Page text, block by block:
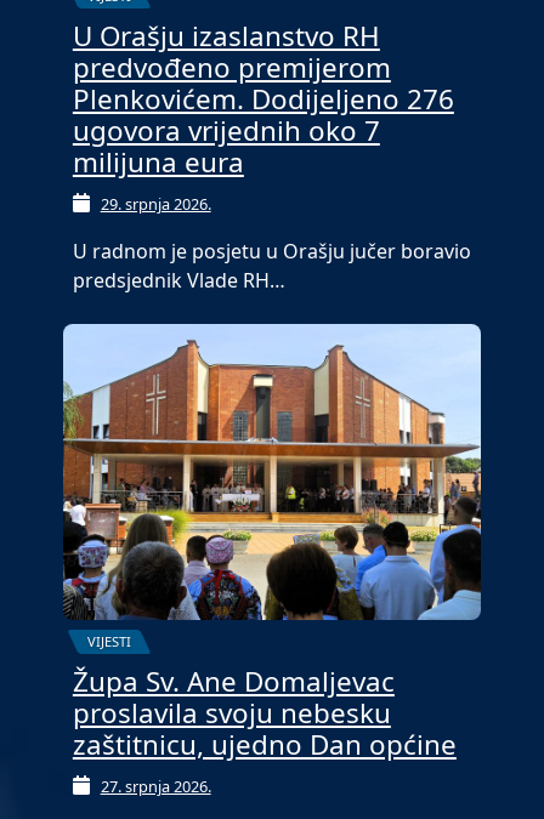
U Orašju izaslanstvo RH
predvođeno premijerom
Plenkovićem. Dodijeljeno 276
ugovora vrijednih oko 7
milijuna eura
29. srpnja 2026.
U radnom je posjetu u Orašju jučer boravio
predsjednik Vlade RH…
VIJESTI
Župa Sv. Ane Domaljevac
proslavila svoju nebesku
zaštitnicu, ujedno Dan općine
27. srpnja 2026.